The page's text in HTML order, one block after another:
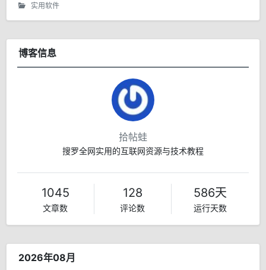
实用软件
博客信息
拾帖蛙
搜罗全网实用的互联网资源与技术教程
1045
文章数
128
评论数
586天
运行天数
2026年08月